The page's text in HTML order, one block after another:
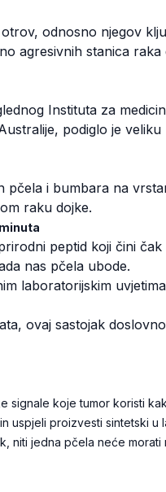
odnosno njegov
agresivnih stanica
Instituta za
podiglo je
i bumbara na
raku dojke.
peptid koji čini
nas pčela ubode.
laboratorijskim
ovaj sastojak
signale koje tumor koristi
uspjeli proizvesti sintetski u
niti jedna pčela neće morati